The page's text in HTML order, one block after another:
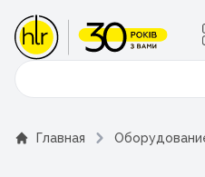
Поиск
Главная